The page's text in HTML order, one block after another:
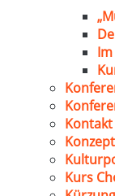
Kontakt
Kurs